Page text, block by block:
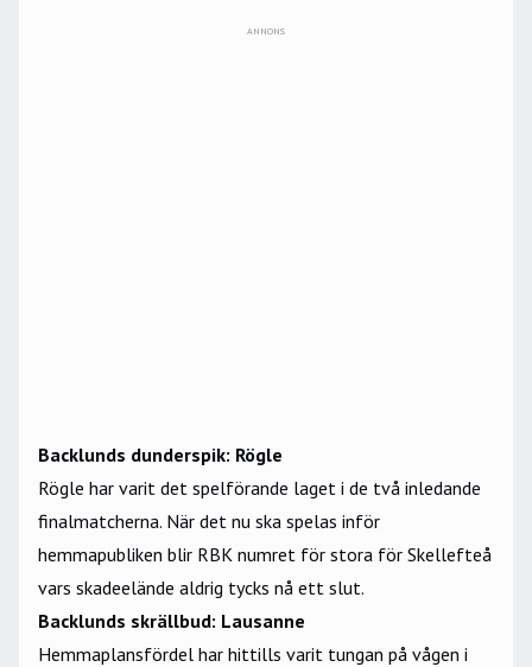
ANNONS
Backlunds dunderspik: Rögle
Rögle har varit det spelförande laget i de två inledande
finalmatcherna. När det nu ska spelas inför
hemmapubliken blir RBK numret för stora för Skellefteå
vars skadeelände aldrig tycks nå ett slut.
Backlunds skrällbud: Lausanne
Hemmaplansfördel har hittills varit tungan på vågen i